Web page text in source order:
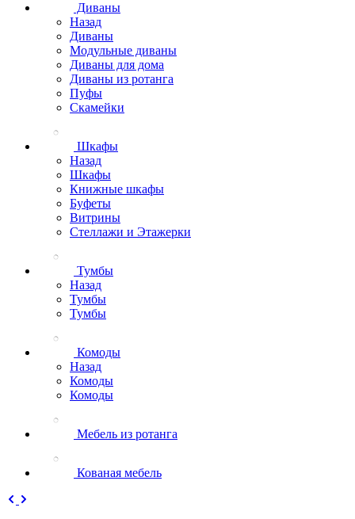
Диваны
Назад
Диваны
Модульные диваны
Диваны для дома
Диваны из ротанга
Пуфы
Скамейки
Шкафы
Назад
Шкафы
Книжные шкафы
Буфеты
Витрины
Стеллажи и Этажерки
Тумбы
Назад
Тумбы
Тумбы
Комоды
Назад
Комоды
Комоды
Мебель из ротанга
Кованая мебель